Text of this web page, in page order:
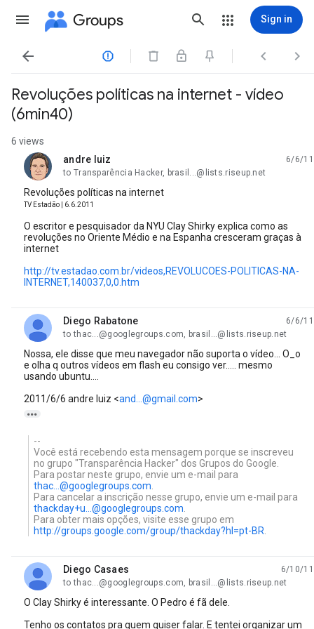
Groups Sign in
   
Revoluções políticas na internet - vídeo
(6min40)
6 views
andre luiz
unread,
6/6/11
to Transparência Hacker, brasil...@lists.riseup.net
Revoluções políticas na internet
TV Estadão | 6.6.2011
O escritor e pesquisador da NYU Clay Shirky explica como as
revoluções no Oriente Médio e na Espanha cresceram graças à
internet
http://tv.estadao.com.br/videos,REVOLUCOES-POLITICAS-NA-
INTERNET,140037,0,0.htm
Diego Rabatone
unread,
6/6/11
to thac...@googlegroups.com, brasil...@lists.riseup.net
Nossa, ele disse que meu navegador não suporta o vídeo... O_o
e olha q outros vídeos em flash eu consigo ver..... mesmo
usando ubuntu....
2011/6/6 andre luiz <and...@gmail.com>

--
Você está recebendo esta mensagem porque se inscreveu
no grupo "Transparência Hacker" dos Grupos do Google.
Para postar neste grupo, envie um e-mail para
thac...@googlegroups.com
Para cancelar a inscrição nesse grupo, envie um e-mail para
thackday+u...@googlegroups.com
Para obter mais opções, visite esse grupo em
http://groups.google.com/group/thackday?hl=pt-BR
Diego Casaes
unread,
6/10/11
to thac...@googlegroups.com, brasil...@lists.riseup.net
O Clay Shirky é interessante. O Pedro é fã dele.
Tenho os contatos pra quem quiser falar. E tentei organizar um